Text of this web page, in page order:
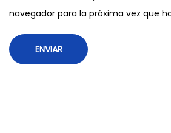
navegador para la próxima vez que